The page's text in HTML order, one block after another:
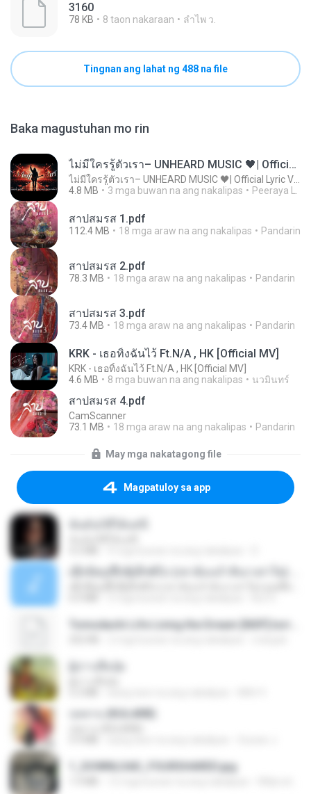
3160
78 KB 8 taon nakaraan ลําไพ ว.
Tingnan ang lahat ng 488 na file
Baka magustuhan mo rin
ไม่มีใครรู้ตัวเรา– UNHEARD MUSIC 🖤| Official Lyric Video | เพลงสู้ชีวิต
4.8 MB
3 mga buwan na ang nakalipas Peeraya L.
สาปสมรส 1.pdf
112.4 MB 18 mga araw na ang nakalipas Pandarin
สาปสมรส 2.pdf
78.3 MB 18 mga araw na ang nakalipas Pandarin
สาปสมรส 3.pdf
73.4 MB 18 mga araw na ang nakalipas Pandarin
KRK - เธอทิ้งฉันไว้ Ft.N/A , HK [Official MV]
KRK - เธอทิ้งฉันไว้ Ft.N/A , HK [Official MV]
4.6 MB
8 mga buwan na ang nakalipas นวมินทร์
สาปสมรส 4.pdf
CamScanner
73.1 MB
18 mga araw na ang nakalipas Pandarin
May mga nakatagong file
Magpatuloy sa app
กุหลาบ (KULARB)
1_DOWNLOAD_FOURSHARED.jpg